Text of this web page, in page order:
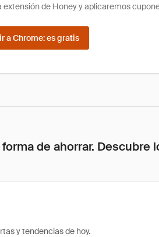
extensión de Honey y aplicaremos
a Chrome: es gratis
de ahorrar.
y tendencias de hoy.